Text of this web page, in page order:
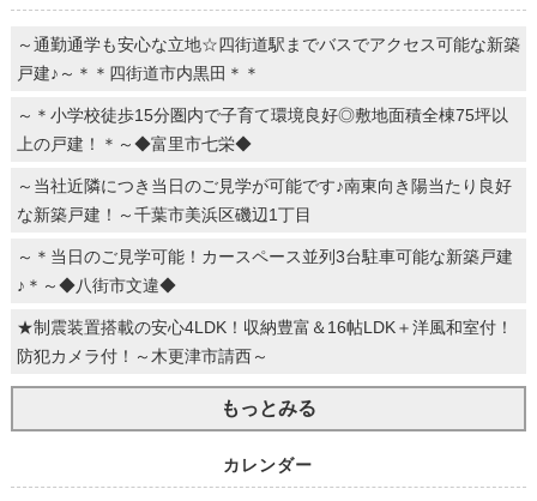
～通勤通学も安心な立地☆四街道駅までバスでアクセス可能な新築
戸建♪～＊＊四街道市内黒田＊＊
～＊小学校徒歩15分圏内で子育て環境良好◎敷地面積全棟75坪以
上の戸建！＊～◆富里市七栄◆
～当社近隣につき当日のご見学が可能です♪南東向き陽当たり良好
な新築戸建！～千葉市美浜区磯辺1丁目
～＊当日のご見学可能！カースペース並列3台駐車可能な新築戸建
♪＊～◆八街市文違◆
★制震装置搭載の安心4LDK！収納豊富＆16帖LDK＋洋風和室付！
防犯カメラ付！～木更津市請西～
もっとみる
カレンダー